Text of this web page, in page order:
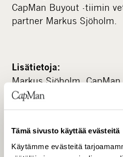
Tämä sivusto käyttää evästeitä
Käytämme evästeitä
CapMan Buyout -tiimin
partner Markus Sjöholm.
Lisätietoja:
Markus Sjöholm,
vetäjä, senior partner,